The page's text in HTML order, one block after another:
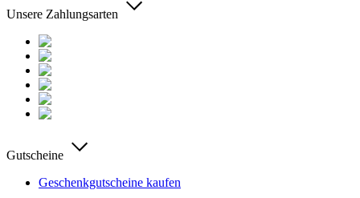
Unsere Zahlungsarten
Gutscheine
Geschenkgutscheine kaufen